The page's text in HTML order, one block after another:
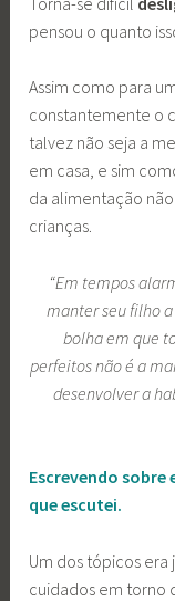
pensou o quanto
Assim como para
constantemente o
talvez não seja a
em casa, e sim
da alimentação
crianças.
“Em tempos
manter seu filho
bolha em que
perfeitos não é a
desenvolver a
Escrevendo sobre
que escutei.
Um dos tópicos
cuidados em torno